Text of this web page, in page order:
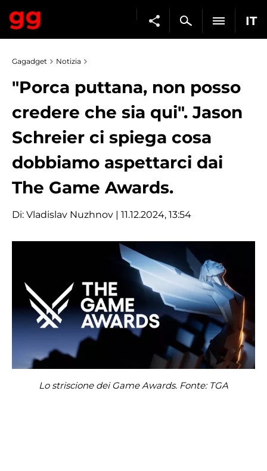
IT
Gagadget Notizia
"Porca puttana, non posso
credere che sia qui". Jason
Schreier ci spiega cosa
dobbiamo aspettarci dai
The Game Awards.
Di: Vladislav Nuzhnov | 11.12.2024, 13:54
Lo striscione dei Game Awards. Fonte: TGA